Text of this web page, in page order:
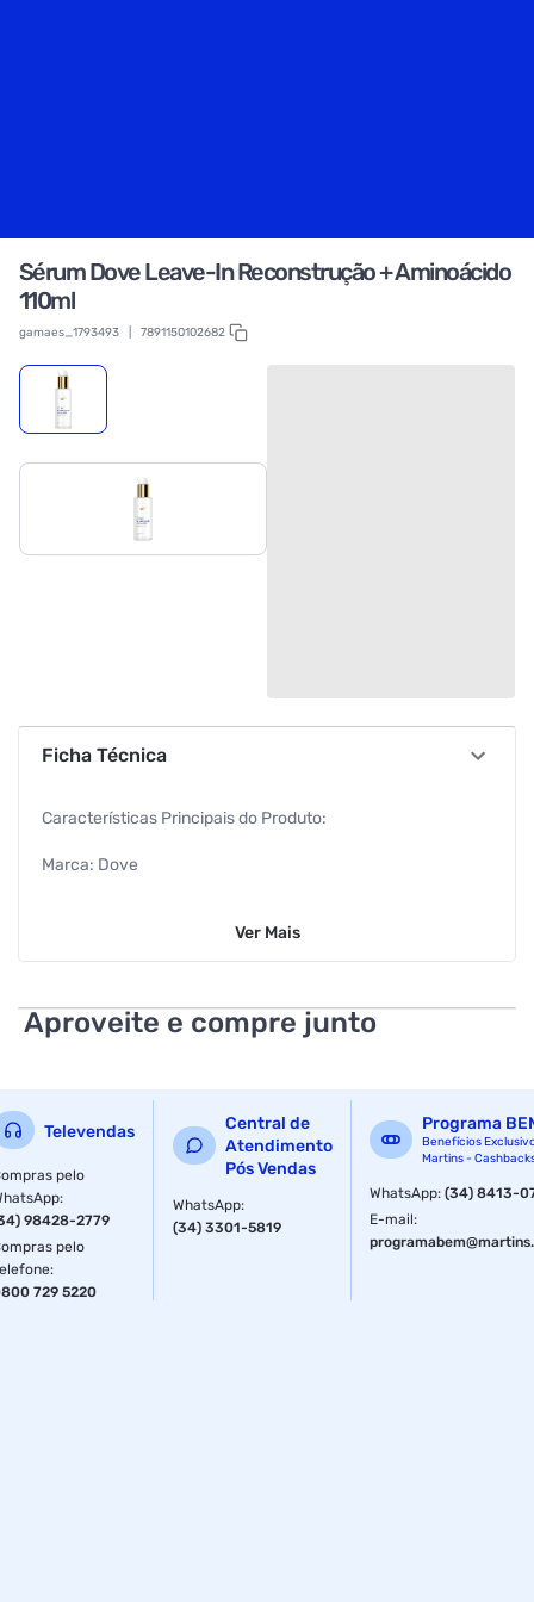
Sérum Dove Leave-In Reconstrução + Aminoácido
110ml
gamaes_1793493 7891150102682
Ficha Técnica
Características Principais do Produto:
Marca: Dove
EAN: 7891150102682
Protege os Fios
Facilita o Penteado
Indicado Para Uso Diário
Sem Enxágue
Modo De Uso:
Ver Mais
Aproveite e compre junto
Televendas
pelo
:
98428-2779
pelo
:
729 5220
Central de
Atendimento
Pós Vendas
WhatsApp:
(34) 3301-5819
Programa
Benefícios
Martins -
WhatsApp:(34) 8413-
E-mail: